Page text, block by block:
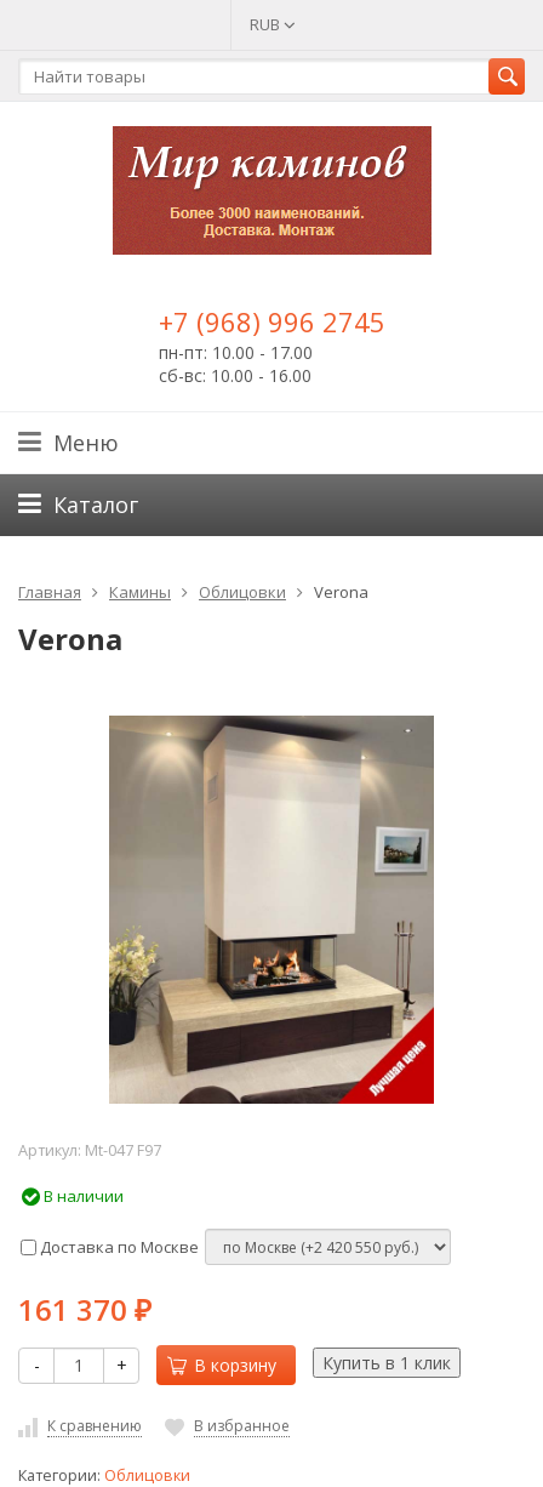
RUB
+7 (968) 996 2745
пн-пт: 10.00 - 17.00
сб-вс: 10.00 - 16.00
Меню
Каталог
Главная Камины Облицовки Verona
Verona
Артикул: Mt-047 F97
В наличии
Доставка по Москве
161 370 ₽
- + В корзину
К сравнению В избранное
Категории: Облицовки